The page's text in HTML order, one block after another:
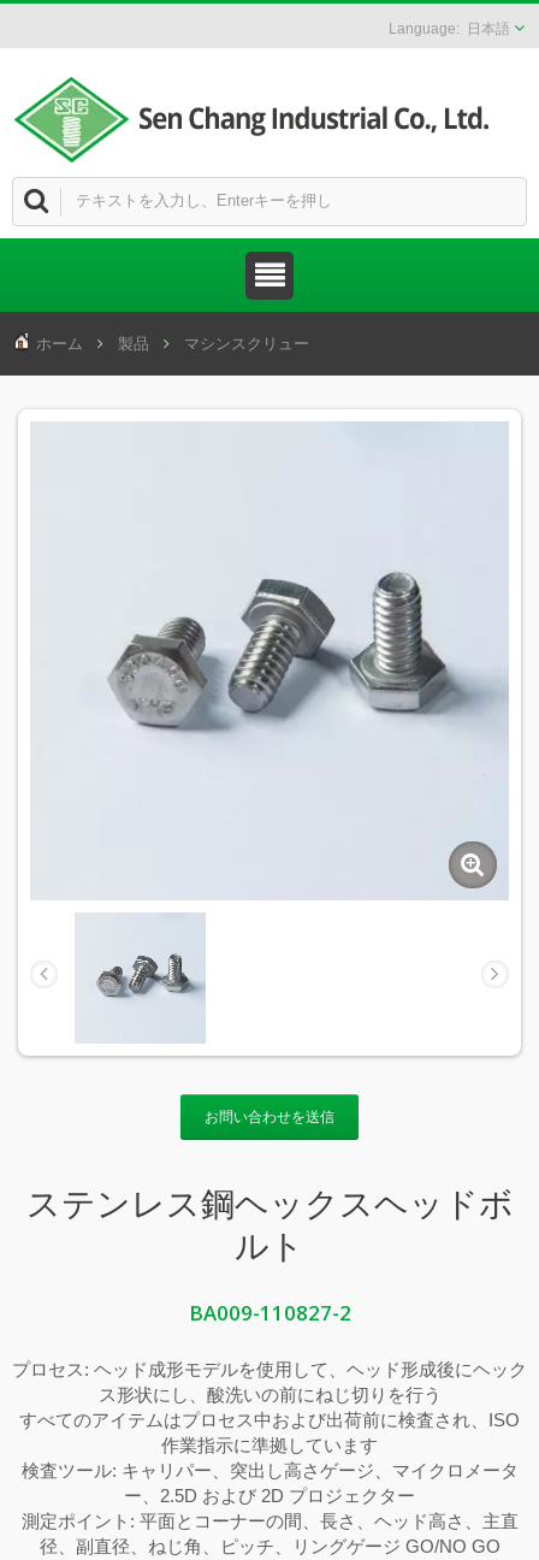
日本語
ホーム 製品 マシンスクリュー
お問い合わせを送信
ステンレス鋼ヘックスヘッドボ
ルト
BA009-110827-2
プロセス: ヘッド成形モデルを使用して、ヘッド形成後にヘック
ス形状にし、酸洗いの前にねじ切りを行う
すべてのアイテムはプロセス中および出荷前に検査され、ISO
作業指示に準拠しています
検査ツール: キャリパー、突出し高さゲージ、マイクロメータ
ー、2.5D および 2D プロジェクター
測定ポイント: 平面とコーナーの間、長さ、ヘッド高さ、主直
径、副直径、ねじ角、ピッチ、リングゲージ GO/NO GO